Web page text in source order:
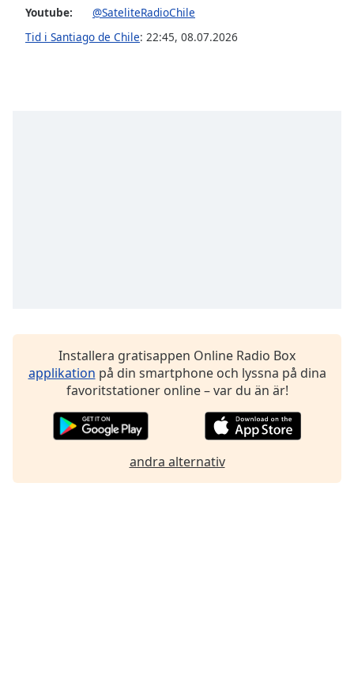
Opacity
Family
Modal
Youtube:
@SateliteRadioChile
Tid i Santiago de Chile: 22:45, 08.07.2026
Installera gratisappen Online Radio Box
applikation på din smartphone och lyssna på dina
favoritstationer online – var du än är!
andra alternativ